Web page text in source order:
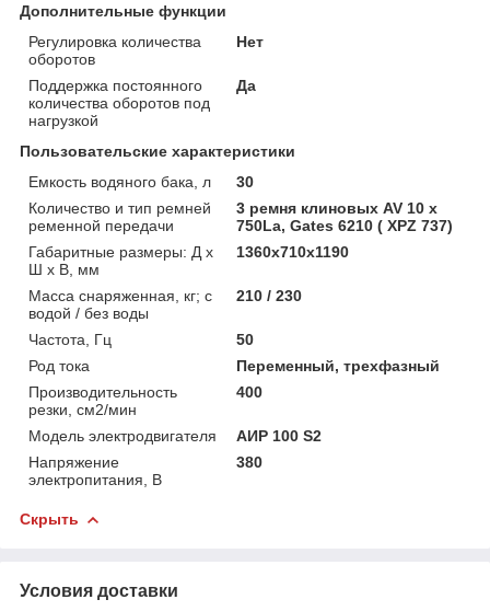
Дополнительные функции
Регулировка количества
оборотов
Нет
Поддержка постоянного
количества оборотов под
нагрузкой
Да
Пользовательские характеристики
Емкость водяного бака, л
30
Количество и тип ремней
ременной передачи
3 ремня клиновых AV 10 х
750La, Gates 6210 ( XPZ 737)
Габаритные размеры: Д x
Ш x В, мм
1360х710х1190
Масса снаряженная, кг; с
водой / без воды
210 / 230
Частота, Гц
50
Род тока
Переменный, трехфазный
Производительность
резки, см2/мин
400
Модель электродвигателя
АИР 100 S2
Напряжение
электропитания, В
380
Скрыть
Условия доставки